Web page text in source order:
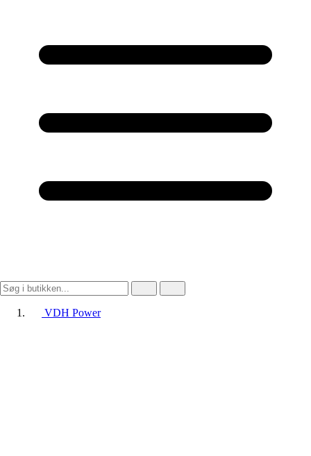
VDH Power